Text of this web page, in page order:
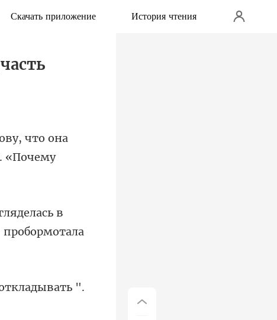
Скачать приложение История чтения
что она
в
".